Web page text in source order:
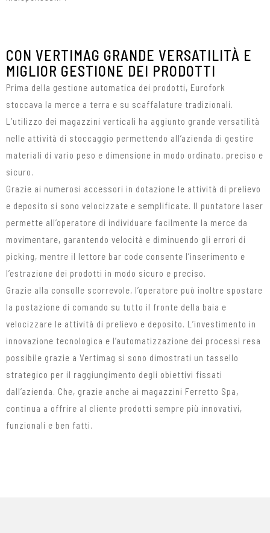
CON VERTIMAG GRANDE VERSATILITÀ E
MIGLIOR GESTIONE DEI PRODOTTI
Prima della gestione automatica dei prodotti, Eurofork
stoccava la merce a terra e su scaffalature tradizionali.
L’utilizzo dei magazzini verticali ha aggiunto grande versatilità
nelle attività di stoccaggio permettendo all’azienda di gestire
materiali di vario peso e dimensione in modo ordinato, preciso e
sicuro.
Grazie ai numerosi accessori in dotazione le attività di prelievo
e deposito si sono velocizzate e semplificate. Il puntatore laser
permette all’operatore di individuare facilmente la merce da
movimentare, garantendo velocità e diminuendo gli errori di
picking, mentre il lettore bar code consente l’inserimento e
l’estrazione dei prodotti in modo sicuro e preciso.
Grazie alla consolle scorrevole, l’operatore può inoltre spostare
la postazione di comando su tutto il fronte della baia e
velocizzare le attività di prelievo e deposito. L’investimento in
innovazione tecnologica e l’automatizzazione dei processi resa
possibile grazie a Vertimag si sono dimostrati un tassello
strategico per il raggiungimento degli obiettivi fissati
dall’azienda. Che, grazie anche ai magazzini Ferretto Spa,
continua a offrire al cliente prodotti sempre più innovativi,
funzionali e ben fatti.